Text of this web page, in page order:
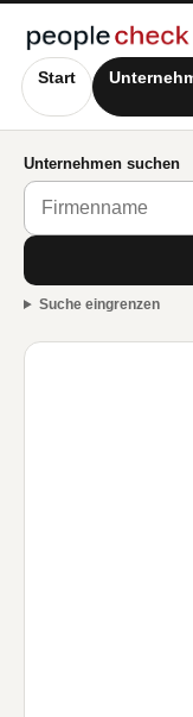
Start
Unternehmen suchen
Suche eingrenzen